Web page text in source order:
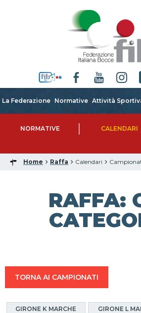
La Federazione Normative Attività
NORMATIVE CALENDARI
Home Raffa Calendari
RAFFA:
TORNA AI CAMPIONATI
GIRONE K MARCHE GIRONE L